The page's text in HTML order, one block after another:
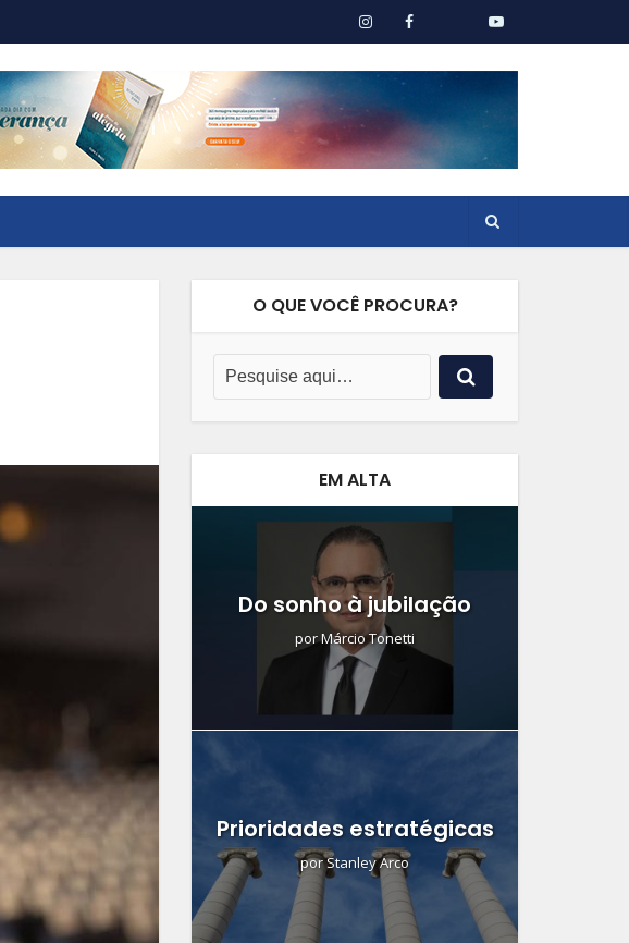
O QUE VOCÊ PROCURA?
EM ALTA
Do sonho à jubilação
porMárcio Tonetti
Prioridades estratégicas
porStanley Arco